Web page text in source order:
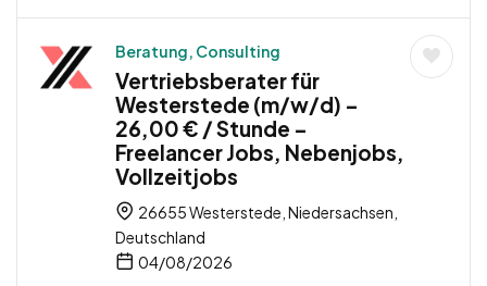
Beratung, Consulting
Vertriebsberater für
Westerstede (m/w/d) –
26,00 € / Stunde –
Freelancer Jobs, Nebenjobs,
Vollzeitjobs
26655 Westerstede, Niedersachsen,
Deutschland
04/08/2026